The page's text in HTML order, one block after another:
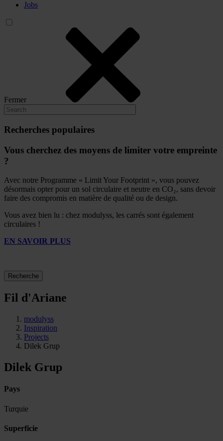
Jobs
Fermer
Recherches populaires
Vous cherchez des moyens de limiter votre empreinte
?
Avec notre Programme « Limit Your Footprint », vous pouvez
désormais opter pour un sol circulaire et neutre en CO₂, sans devoir
faire des compromis en matière de qualité ou de design.
Vous avez bien lu : chez modulyss, les carrés sont également
circulaires !
EN SAVOIR PLUS
Recherche
Fil d'Ariane
modulyss
Inspiration
Projects
Dilek Grup
Dilek Grup
Pays
Turquie
Superficie